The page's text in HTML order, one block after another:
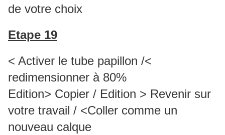
de votre choix
Etape 19
< Activer le tube papillon /<
redimensionner à 80%
Edition> Copier / Edition > Revenir sur
votre travail / <Coller comme un
nouveau calque